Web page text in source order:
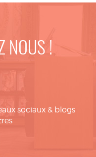
NOUS !
sociaux & blogs